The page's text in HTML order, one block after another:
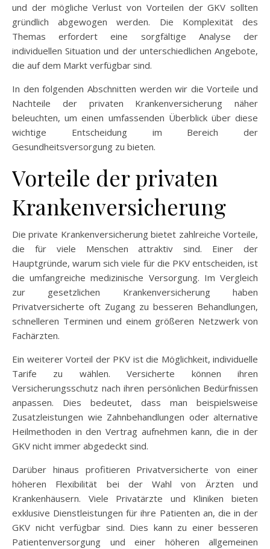
und der mögliche Verlust von Vorteilen der GKV sollten
gründlich abgewogen werden. Die Komplexität des
Themas erfordert eine sorgfältige Analyse der
individuellen Situation und der unterschiedlichen Angebote,
die auf dem Markt verfügbar sind.
In den folgenden Abschnitten werden wir die Vorteile und
Nachteile der privaten Krankenversicherung näher
beleuchten, um einen umfassenden Überblick über diese
wichtige Entscheidung im Bereich der
Gesundheitsversorgung zu bieten.
Vorteile der privaten
Krankenversicherung
Die private Krankenversicherung bietet zahlreiche Vorteile,
die für viele Menschen attraktiv sind. Einer der
Hauptgründe, warum sich viele für die PKV entscheiden, ist
die umfangreiche medizinische Versorgung. Im Vergleich
zur gesetzlichen Krankenversicherung haben
Privatversicherte oft Zugang zu besseren Behandlungen,
schnelleren Terminen und einem größeren Netzwerk von
Fachärzten.
Ein weiterer Vorteil der PKV ist die Möglichkeit, individuelle
Tarife zu wählen. Versicherte können ihren
Versicherungsschutz nach ihren persönlichen Bedürfnissen
anpassen. Dies bedeutet, dass man beispielsweise
Zusatzleistungen wie Zahnbehandlungen oder alternative
Heilmethoden in den Vertrag aufnehmen kann, die in der
GKV nicht immer abgedeckt sind.
Darüber hinaus profitieren Privatversicherte von einer
höheren Flexibilität bei der Wahl von Ärzten und
Krankenhäusern. Viele Privatärzte und Kliniken bieten
exklusive Dienstleistungen für ihre Patienten an, die in der
GKV nicht verfügbar sind. Dies kann zu einer besseren
Patientenversorgung und einer höheren allgemeinen